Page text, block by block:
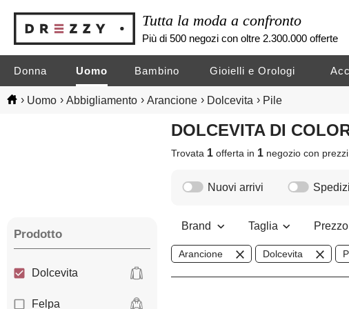
Tutta la moda a confronto
Più di 500 negozi con oltre 2.300.000 offerte
Donna Uomo Bambino Gioielli e Orologi
› Uomo › Abbigliamento › Arancione › Dolcevita › Pile
DOLCEVITA DI
Trovata 1 offerta in 1 negoziocon
Prodotto
Dolcevita
Felpa
Nuovi arrivi
Brand Taglia Prezzo
Arancione Dolcevita